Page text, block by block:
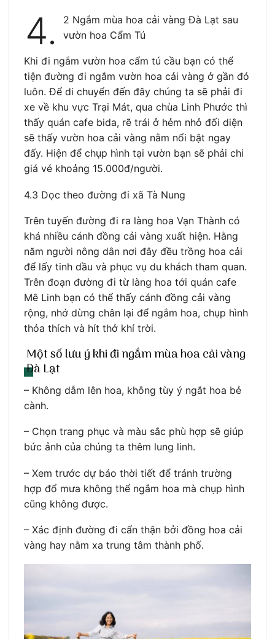
4.
2 Ngắm mùa hoa cải vàng Đà Lạt sau
vườn hoa Cẩm Tú
Khi đi ngắm vườn hoa cẩm tú cầu bạn có thể
tiện đường đi ngắm vườn hoa cải vàng ở gần đó
luôn. Để di chuyển đến đây chúng ta sẽ phải đi
xe về khu vực Trại Mát, qua chùa Linh Phước thì
thấy quán cafe bida, rẽ trái ở hẻm nhỏ đối diện
sẽ thấy vườn hoa cải vàng nằm nổi bật ngay
đấy. Hiện để chụp hình tại vườn bạn sẽ phải chi
giá vé khoảng 15.000đ/người.
4.3 Dọc theo đường đi xã Tà Nung
Trên tuyến đường đi ra làng hoa Vạn Thành có
khá nhiều cánh đồng cải vàng xuất hiện. Hằng
năm người nông dân nơi đây đều trồng hoa cải
để lấy tinh dầu và phục vụ du khách tham quan.
Trên đoạn đường đi từ làng hoa tới quán cafe
Mê Linh bạn có thể thấy cánh đồng cải vàng
rộng, nhớ dừng chân lại để ngắm hoa, chụp hình
thỏa thích và hít thở khí trời.
Một số lưu ý khi đi ngắm mùa hoa cải vàng
Đà Lạt
– Không dẫm lên hoa, không tùy ý ngắt hoa bẻ
cành.
– Chọn trang phục và màu sắc phù hợp sẽ giúp
bức ảnh của chúng ta thêm lung linh.
– Xem trước dự báo thời tiết để tránh trường
hợp đổ mưa không thể ngắm hoa mà chụp hình
cũng không được.
– Xác định đường đi cẩn thận bởi đồng hoa cải
vàng hay nằm xa trung tâm thành phố.